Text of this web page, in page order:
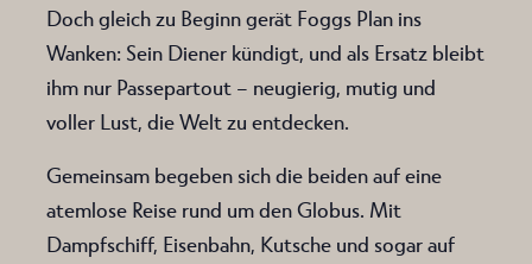
Doch gleich zu Beginn gerät Foggs Plan ins
Wanken: Sein Diener kündigt, und als Ersatz bleibt
ihm nur Passepartout – neugierig, mutig und
voller Lust, die Welt zu entdecken.
Gemeinsam begeben sich die beiden auf eine
atemlose Reise rund um den Globus. Mit
Dampfschiff, Eisenbahn, Kutsche und sogar auf